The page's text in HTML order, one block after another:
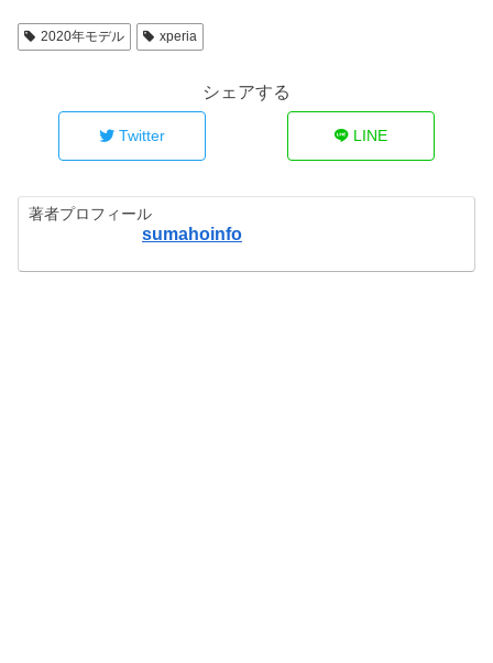
2020年モデル xperia
シェアする
Twitter LINE
著者プロフィール
sumahoinfo